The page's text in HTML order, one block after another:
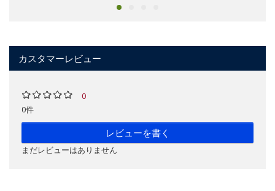
カスタマーレビュー
0
0件
レビューを書く
まだレビューはありません